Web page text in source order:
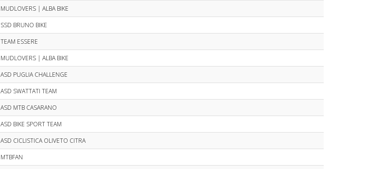
MUDLOVERS | ALBA BIKE
SSD BRUNO BIKE
TEAM ESSERE
MUDLOVERS | ALBA BIKE
ASD PUGLIA CHALLENGE
ASD SWATTATI TEAM
ASD MTB CASARANO
ASD BIKE SPORT TEAM
ASD CICLISTICA OLIVETO CITRA
MTBFAN